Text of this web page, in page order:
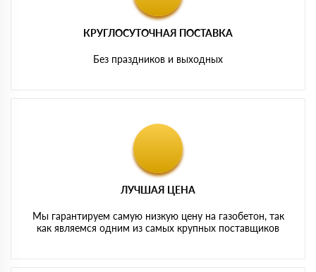
КРУГЛОСУТОЧНАЯ ПОСТАВКА
Без праздников и выходных
ЛУЧШАЯ ЦЕНА
Мы гарантируем самую низкую цену на газобетон, так
как являемся одним из самых крупных поставщиков